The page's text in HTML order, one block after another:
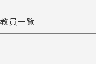
教員一覧